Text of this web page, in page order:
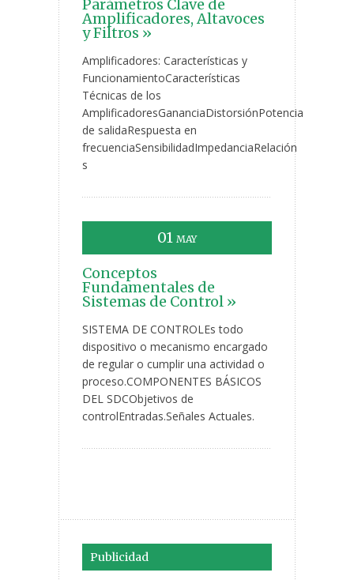
Parámetros Clave de
Amplificadores, Altavoces
y Filtros »
Amplificadores: Características y
FuncionamientoCaracterísticas
Técnicas de los
AmplificadoresGananciaDistorsiónPotencia
de salidaRespuesta en
frecuenciaSensibilidadImpedanciaRelación
s
01 MAY
Conceptos
Fundamentales de
Sistemas de Control »
SISTEMA DE CONTROLEs todo
dispositivo o mecanismo encargado
de regular o cumplir una actividad o
proceso.COMPONENTES BÁSICOS
DEL SDCObjetivos de
controlEntradas.Señales Actuales.
Publicidad